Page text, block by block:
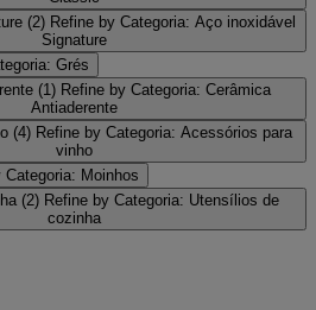
(2) Refine by Categoria: Aço inoxidável
Signature
Grés
(1) Refine by Categoria: Cerâmica
Antiaderente
(4) Refine by Categoria: Acessórios para
vinho
Categoria: Moinhos
(2) Refine by Categoria: Utensílios de
cozinha